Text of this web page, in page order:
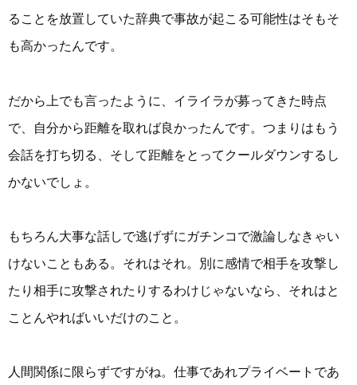
ることを放置していた辞典で事故が起こる可能性はそもそ
も高かったんです。
だから上でも言ったように、イライラが募ってきた時点
で、自分から距離を取れば良かったんです。つまりはもう
会話を打ち切る、そして距離をとってクールダウンするし
かないでしょ。
もちろん大事な話しで逃げずにガチンコで激論しなきゃい
けないこともある。それはそれ。別に感情で相手を攻撃し
たり相手に攻撃されたりするわけじゃないなら、それはと
ことんやればいいだけのこと。
人間関係に限らずですがね。仕事であれプライベートであ